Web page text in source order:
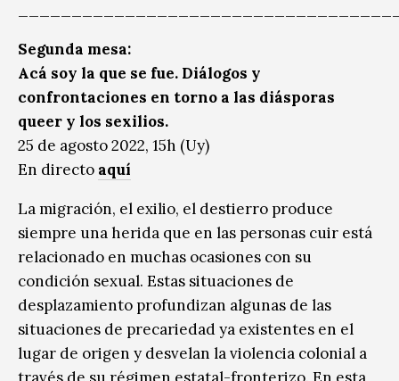
Segunda mesa:
Acá soy la que se fue. Diálogos y
confrontaciones en torno a las diásporas
queer y los sexilios.
25 de agosto 2022, 15h (Uy)
En directo aquí
La migración, el exilio, el destierro produce
siempre una herida que en las personas cuir está
relacionado en muchas ocasiones con su
condición sexual. Estas situaciones de
desplazamiento profundizan algunas de las
situaciones de precariedad ya existentes en el
lugar de origen y desvelan la violencia colonial a